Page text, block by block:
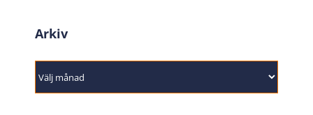
Arkiv
Arkiv